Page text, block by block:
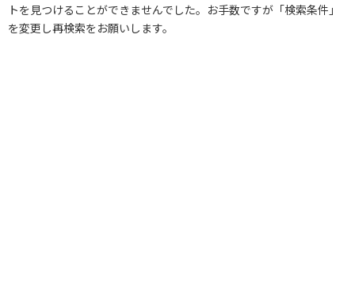
トを見つけることができませんでした。お手数ですが「検索条件」
を変更し再検索をお願いします。